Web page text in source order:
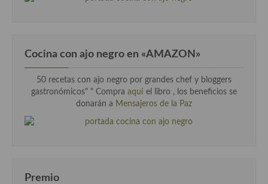
Cocina con ajo negro en «AMAZON»
50 recetas con ajo negro por grandes chef y bloggers
gastronómicos" " Compra aquí el libro , los beneficios se
donarán a Mensajeros de la Paz
Premio